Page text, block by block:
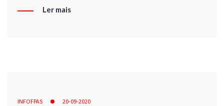
Ler mais
INFOFPAS 20-09-2020